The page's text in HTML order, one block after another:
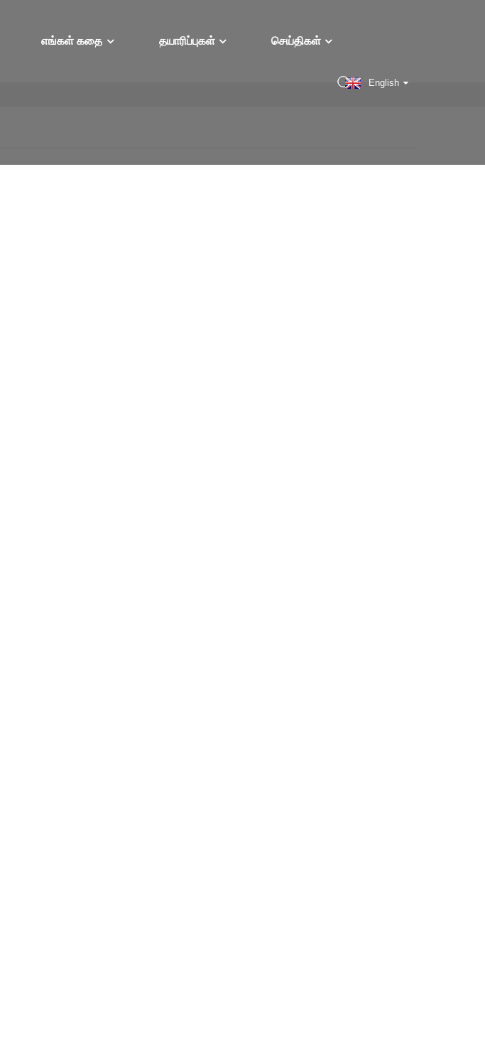
எங்கள் கதை தயாரிப்புகள் செய்திகள்
English